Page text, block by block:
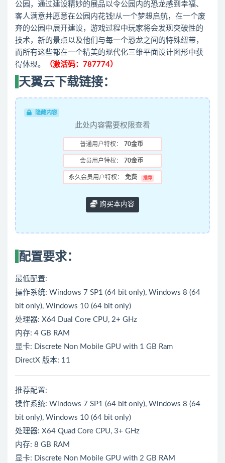
公园，通过建设精妙的展品以令公园内的恐龙感到幸福、
客人满意并愿意在公园内花钱!从一个梦想启航，在一个废
弃的公园中展开建设，游戏过程中玩家将会发现突破性的
技术，新的景点以及他们与每一个恐龙之间的特殊纽带，
而所有这些都在一个精美的现代化三维平面设计图形中获
得体现。
（激活码：787774）
天翼云下载链接：
隐藏内容
此处内容需要权限查看
普通用户特权： 70金币
会员用户特权： 70金币
永久会员用户特权： 免费 推荐
购买本内容
配置要求：
最低配置:
操作系统: Windows 7 SP1 (64 bit only), Windows 8 (64
bit only), Windows 10 (64 bit only)
处理器: X64 Dual Core CPU, 2+ GHz
内存: 4 GB RAM
显卡: Discrete Non Mobile GPU with 1 GB Ram
DirectX 版本: 11
推荐配置:
操作系统: Windows 7 SP1 (64 bit only), Windows 8 (64
bit only), Windows 10 (64 bit only)
处理器: X64 Quad Core CPU, 3+ GHz
内存: 8 GB RAM
显卡: Discrete Non Mobile GPU with 2 GB RAM